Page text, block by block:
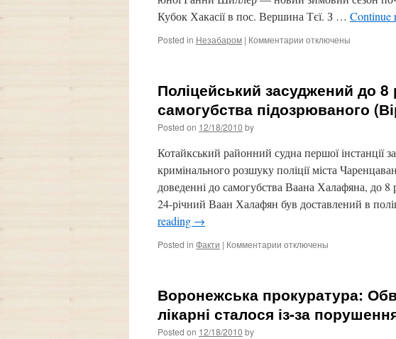
Кубок Хакасії в пос. Вершина Тєї. З … Continue
Posted in Незабаром | Комментарии к
магаданська
Анастасія
на
Всеросійських
Кубок
Хакасії
отключены
Поліцейський засуджений до 8
самогубства підозрюваного
Posted on 12/18/2010 by
Котайкський районний судна першої інстанції
кримінального розшуку поліції міста
доведенні до самогубства Ваана Халафяна, до
24-річний Ваан Халафян був доставлений в
reading →
Posted in Факти | Комментарии к
до
років
отключены
Воронежська прокуратура:
лікарні сталося із-за
Posted on 12/18/2010 by